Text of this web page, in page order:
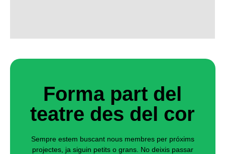
Forma part del
teatre des del cor
Sempre estem buscant nous membres per próxims
projectes, ja siguin petits o grans. No deixis passar